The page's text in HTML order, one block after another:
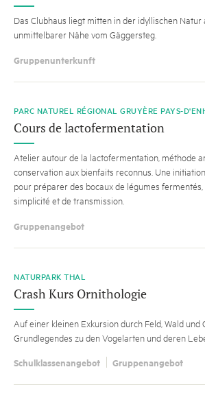
Das Clubhaus liegt mitten in der idyllischen Natur
unmittelbarer Nähe vom Gäggersteg.
Gruppenunterkunft
PARC NATUREL RÉGIONAL GRUYÈRE PAYS-
Cours de lactofermentation
Atelier autour de la lactofermentation, méthode
conservation aux bienfaits reconnus. Une
pour préparer des bocaux de légumes
simplicité et de transmission.
Gruppenangebot
NATURPARK THAL
Crash Kurs Ornithologie
Auf einer kleinen Exkursion durch Feld, Wald und
Grundlegendes zu den Vogelarten und deren
Schulklassenangebot Gruppenangebot